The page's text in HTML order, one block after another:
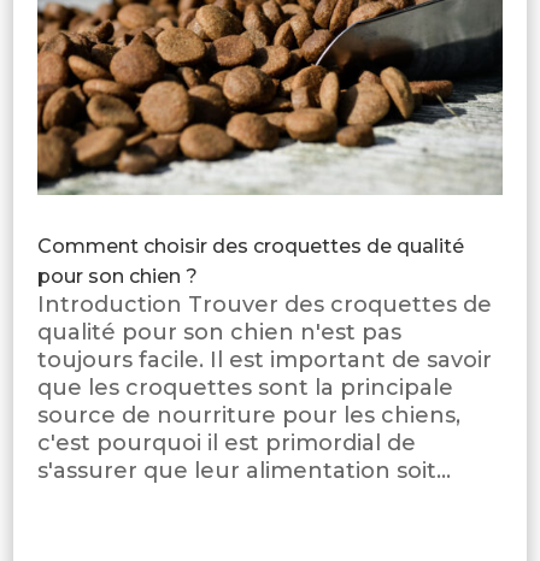
Comment choisir des croquettes de qualité
pour son chien ?
Introduction Trouver des croquettes de
qualité pour son chien n'est pas
toujours facile. Il est important de savoir
que les croquettes sont la principale
source de nourriture pour les chiens,
c'est pourquoi il est primordial de
s'assurer que leur alimentation soit...